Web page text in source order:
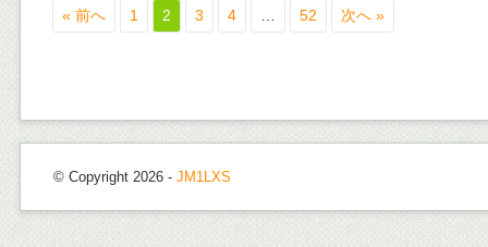
« 前へ 1 2 3 4 52 次へ »
© Copyright 2026 - JM1LXS